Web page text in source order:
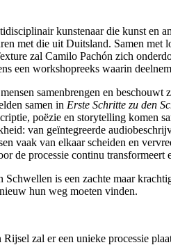
kunstenaar die kunst en
met die uit Duitsland. Samen met
zal Camilo Pachón zich
een workshopreeks waarin
samenbrengen en
samen in Erste Schritte zu den
poëzie en storytelling komen
van geïntegreerde
vaak van elkaar scheiden en
de processie continu
Schwellen is een zachte maar
hun weg moeten vinden.
zal er een unieke processie